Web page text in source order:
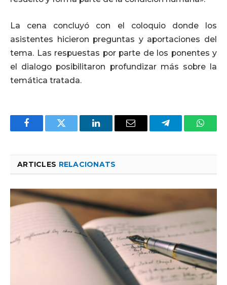
La cena concluyó con el coloquio donde los
asistentes hicieron preguntas y aportaciones del
tema. Las respuestas por parte de los ponentes y
el dialogo posibilitaron profundizar más sobre la
temática tratada.
FacebookTwitter LinkedInEmail Telegram
ARTICLES RELACIONATS